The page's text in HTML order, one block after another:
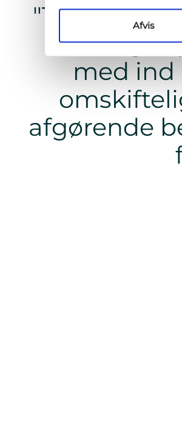
Afvis
"Triarca
kan tage
med ind
afgørende